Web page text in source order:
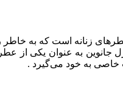
زنانه است که به
جانوین به عنوان یکی از
خاصی به خود می‌گیرد .